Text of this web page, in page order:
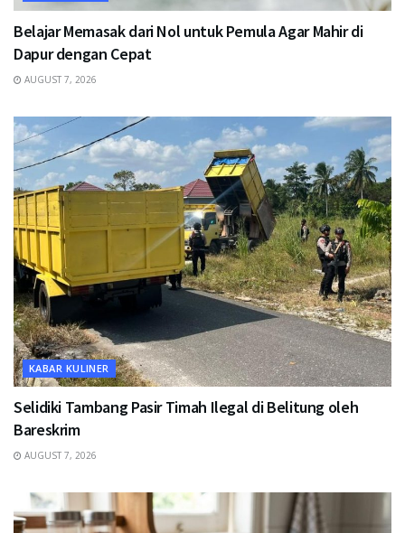
Belajar Memasak dari Nol untuk Pemula Agar Mahir di
Dapur dengan Cepat
AUGUST 7, 2026
KABAR KULINER
Selidiki Tambang Pasir Timah Ilegal di Belitung oleh
Bareskrim
AUGUST 7, 2026